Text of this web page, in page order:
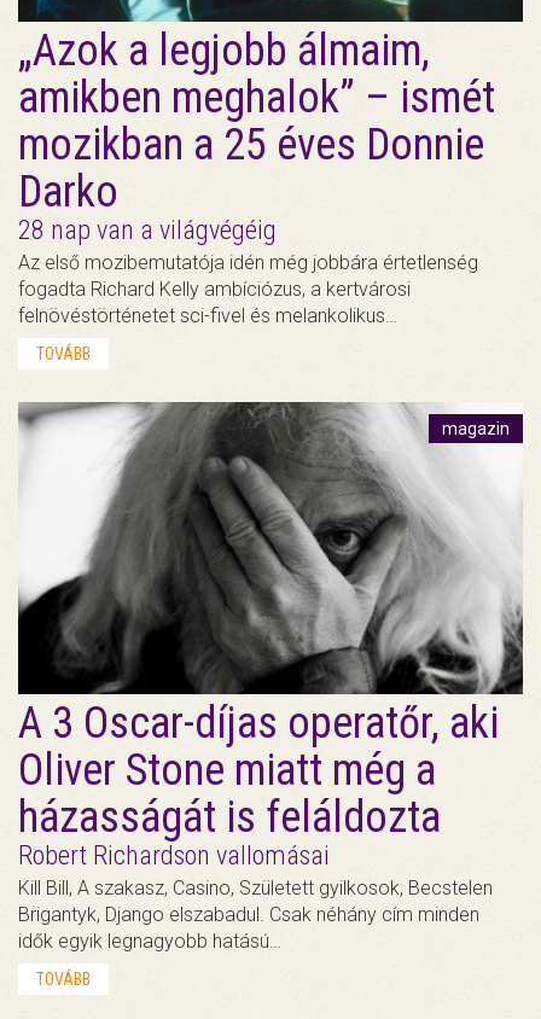
„Azok a legjobb álmaim,
amikben meghalok” – ismét
mozikban a 25 éves Donnie
Darko
28 nap van a világvégéig
Az első mozibemutatója idén még jobbára értetlenség
fogadta Richard Kelly ambíciózus, a kertvárosi
felnövéstörténetet sci-fivel és melankolikus…
TOVÁBB
magazin
A 3 Oscar-díjas operatőr, aki
Oliver Stone miatt még a
házasságát is feláldozta
Robert Richardson vallomásai
Kill Bill, A szakasz, Casino, Született gyilkosok, Becstelen
Brigantyk, Django elszabadul. Csak néhány cím minden
idők egyik legnagyobb hatású…
TOVÁBB